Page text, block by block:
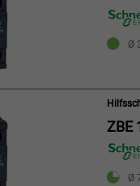
Ø
ZBE
Ø